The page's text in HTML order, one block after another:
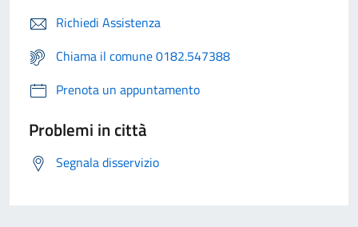
Richiedi Assistenza
Chiama il comune 0182.547388
Prenota un appuntamento
Problemi in città
Segnala disservizio